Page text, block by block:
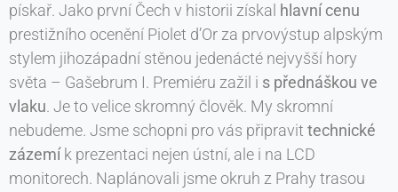
pískař. Jako první Čech v historii získal hlavní cenu
prestižního ocenění Piolet d’Or za prvovýstup alpským
stylem jihozápadní stěnou jedenácté nejvyšší hory
světa – Gašebrum I. Premiéru zažil i s přednáškou ve
vlaku. Je to velice skromný člověk. My skromní
nebudeme. Jsme schopni pro vás připravit technické
zázemík prezentaci nejen ústní, ale i na LCD
monitorech. Naplánovali jsme okruh z Prahy trasou